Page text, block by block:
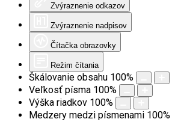
Zvýraznenie odkazov
Zvýraznenie nadpisov
Čítačka obrazovky
Režim čítania
Škálovanie obsahu 100%
Veľkosť písma 100%
Výška riadkov 100%
Medzery medzi písmenami 100%